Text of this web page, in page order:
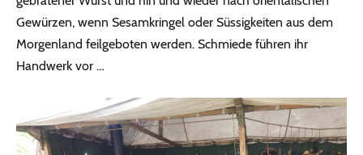
Gewürzen, wenn Sesamkringel oder Süssigkeiten aus dem
Morgenland feilgeboten werden. Schmiede führen ihr
Handwerk vor …